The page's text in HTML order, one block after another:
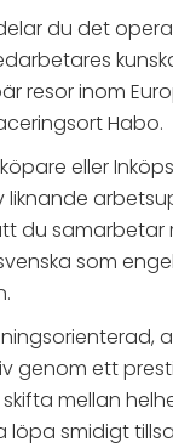
du det
resor inom
Habo.
eller
du
som
ett
mellan
löpa smidigt